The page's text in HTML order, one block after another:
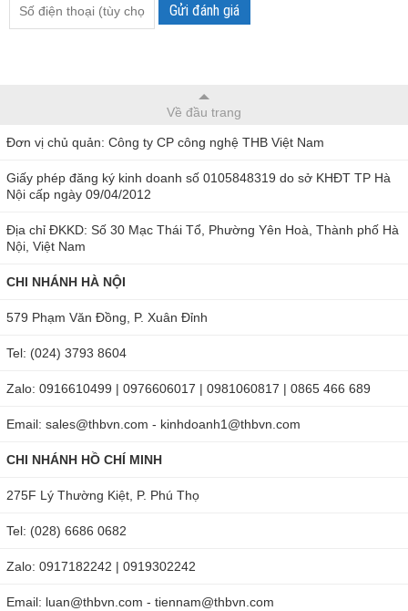
Gửi đánh giá
Về đầu trang
Đơn vị chủ quản: Công ty CP công nghệ THB Việt Nam
Giấy phép đăng ký kinh doanh số 0105848319 do sở KHĐT TP Hà
Nội cấp ngày 09/04/2012
Địa chỉ ĐKKD: Số 30 Mạc Thái Tổ, Phường Yên Hoà, Thành phố Hà
Nội, Việt Nam
CHI NHÁNH HÀ NỘI
579 Phạm Văn Đồng, P. Xuân Đỉnh
Tel: (024) 3793 8604
Zalo: 0916610499 | 0976606017 | 0981060817 | 0865 466 689
Email: sales@thbvn.com - kinhdoanh1@thbvn.com
CHI NHÁNH HỒ CHÍ MINH
275F Lý Thường Kiệt, P. Phú Thọ
Tel: (028) 6686 0682
Zalo: 0917182242 | 0919302242
Email: luan@thbvn.com - tiennam@thbvn.com